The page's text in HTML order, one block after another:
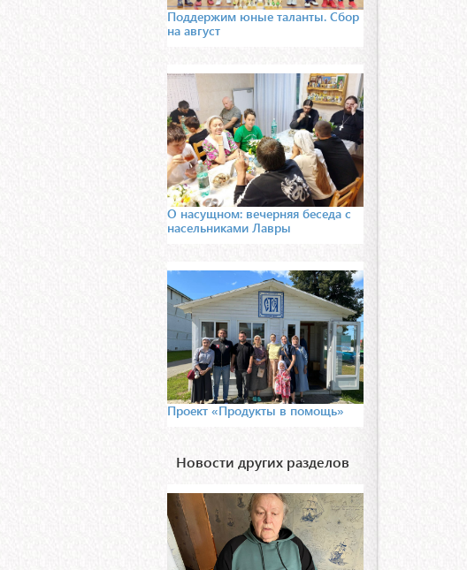
Поддержим юные таланты. Сбор
на август
О насущном: вечерняя беседа с
насельниками Лавры
Проект «Продукты в помощь»
Новости других разделов